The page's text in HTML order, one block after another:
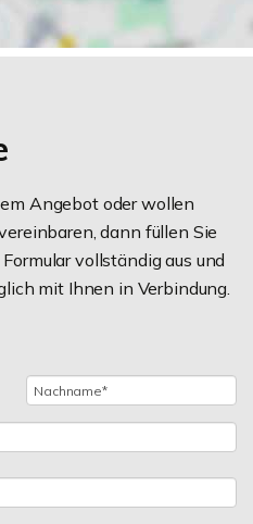
Angebot oder wollen
dann füllen Sie
vollständig aus und
mit Ihnen in Verbindung.